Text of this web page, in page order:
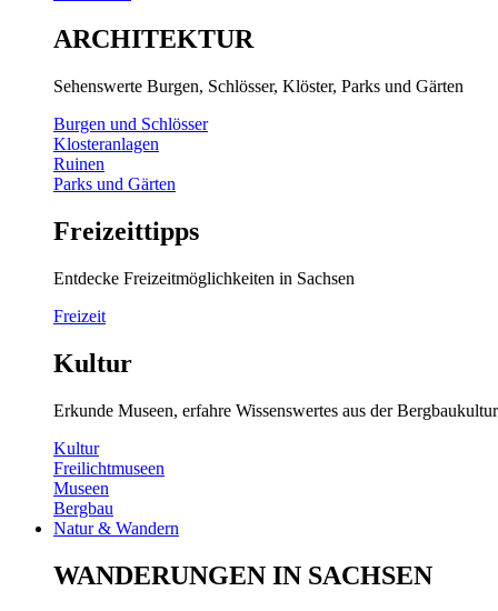
ARCHITEKTUR
Sehenswerte Burgen, Schlösser, Klöster, Parks und Gärten
Burgen und Schlösser
Klosteranlagen
Ruinen
Parks und Gärten
Freizeittipps
Entdecke Freizeitmöglichkeiten in Sachsen
Freizeit
Kultur
Erkunde Museen, erfahre Wissenswertes aus der
Kultur
Freilichtmuseen
Museen
Bergbau
Natur & Wandern
WANDERUNGEN IN SACHSEN